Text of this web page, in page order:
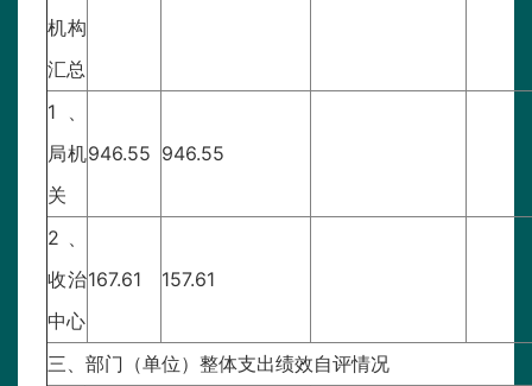
机构
汇总
1、
局机
关
946.55 946.55
2、
收治
中心
167.61 157.61
三、部门（单位）整体支出绩效自评情况